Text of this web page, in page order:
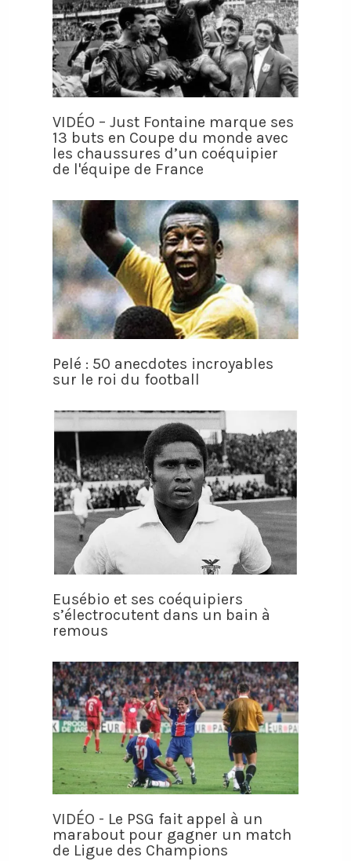
VIDÉO – Just Fontaine marque ses
13 buts en Coupe du monde avec
les chaussures d’un coéquipier
de l'équipe de France
Pelé : 50 anecdotes incroyables
sur le roi du football
Eusébio et ses coéquipiers
s’électrocutent dans un bain à
remous
VIDÉO - Le PSG fait appel à un
marabout pour gagner un match
de Ligue des Champions